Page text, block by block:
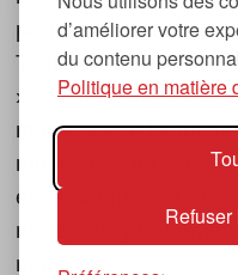
d’améliorer votre
du contenu
Politique en matière
première parution
Tsugi en japonais
», ce qui correspond
magazine, à l’affût
musicales, qu’elles
électronique, du rock
nouveaux
musique.